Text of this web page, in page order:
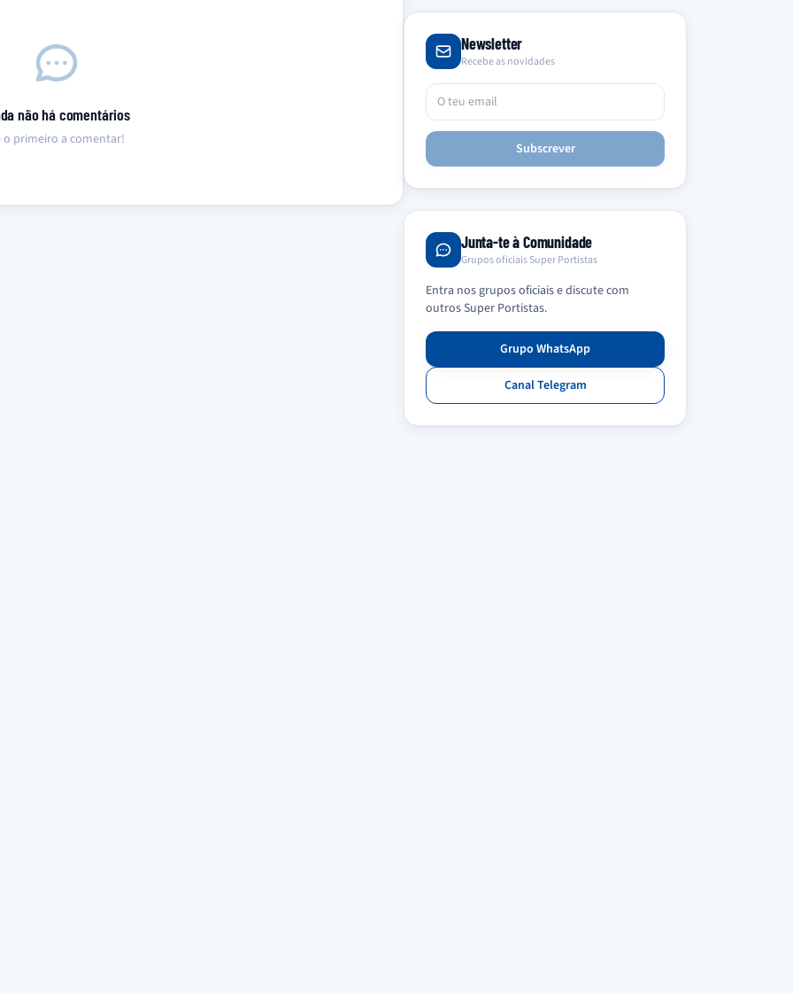
não há comentários
o primeiro a comentar!
Newsletter
Recebe as novidades
Subscrever
Junta-te à Comunidade
Grupos oficiais Super Portistas
Entra nos grupos oficiais e discute com
outros Super Portistas.
Grupo WhatsApp
Canal Telegram